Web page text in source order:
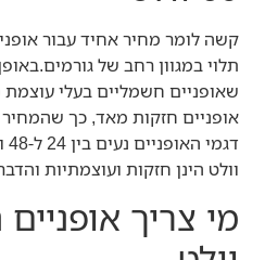
תלוי במגוון רחב של
אופניים חזקות מאד, כך שהמחיר
וולט הינן חזקות ועוצמתיות